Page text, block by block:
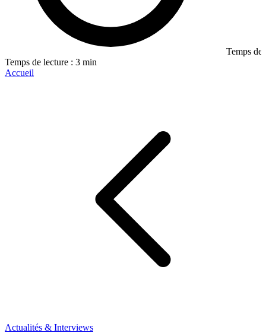
Temps de lecture : 3 min
Temps de
Accueil
Actualités & Interviews